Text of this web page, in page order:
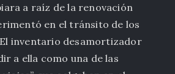
a raíz de la renovación
en el tránsito de los
inventario desamortizador
a ella como una de las